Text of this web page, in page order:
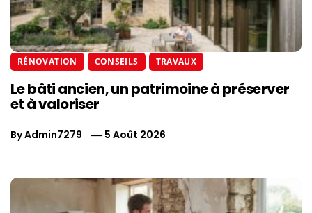
RÉNOVATION CONSEILS TRAVAUX
Le bâti ancien, un patrimoine à préserver
et à valoriser
ByAdmin7279 5 Août 2026